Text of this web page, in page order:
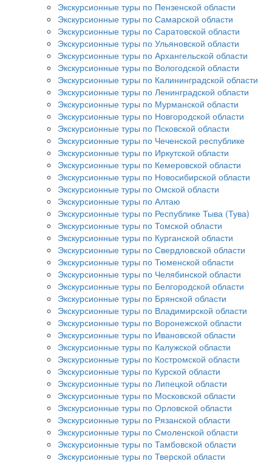
Экскурсионные туры по Пензенской области
Экскурсионные туры по Самарской области
Экскурсионные туры по Саратовской области
Экскурсионные туры по Ульяновской области
Экскурсионные туры по Архангельской области
Экскурсионные туры по Вологодской области
Экскурсионные туры по Калининградской области
Экскурсионные туры по Ленинградской области
Экскурсионные туры по Мурманской области
Экскурсионные туры по Новгородской области
Экскурсионные туры по Псковской области
Экскурсионные туры по Чеченской республике
Экскурсионные туры по Иркутской области
Экскурсионные туры по Кемеровской области
Экскурсионные туры по Новосибирской области
Экскурсионные туры по Омской области
Экскурсионные туры по Алтаю
Экскурсионные туры по Республике Тыва (Тува)
Экскурсионные туры по Томской области
Экскурсионные туры по Курганской области
Экскурсионные туры по Свердловской области
Экскурсионные туры по Тюменской области
Экскурсионные туры по Челябинской области
Экскурсионные туры по Белгородской области
Экскурсионные туры по Брянской области
Экскурсионные туры по Владимирской области
Экскурсионные туры по Воронежской области
Экскурсионные туры по Ивановской области
Экскурсионные туры по Калужской области
Экскурсионные туры по Костромской области
Экскурсионные туры по Курской области
Экскурсионные туры по Липецкой области
Экскурсионные туры по Московской области
Экскурсионные туры по Орловской области
Экскурсионные туры по Рязанской области
Экскурсионные туры по Смоленской области
Экскурсионные туры по Тамбовской области
Экскурсионные туры по Тверской области